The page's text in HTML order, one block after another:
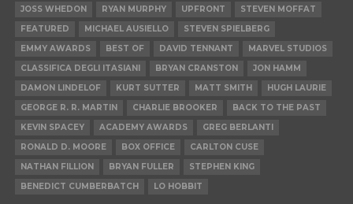
JOSS WHEDON
RYAN MURPHY UPFRONT
STEVEN MOFFAT
FEATURED
MICHAEL AUSIELLO
STEVEN SPIELBERG
EMMY AWARDS
BEST OF DAVID TENNANT
MARVEL STUDIOS
CLASSIFICA DEGLI ITASIANI
BRYAN CRANSTON
JON HAMM
DAMON LINDELOF
KURT SUTTER MATT SMITH
HUGH LAURIE
GEORGE R. R. MARTIN
CHARLIE BROOKER
BACK TO THE PAST
KEVIN SPACEY
ACADEMY AWARDS
GREG BERLANTI
RONALD D. MOORE
BOX OFFICE
CARLTON CUSE
NATHAN FILLION
BRYAN FULLER
STEPHEN KING
BENEDICT CUMBERBATCH
LO HOBBIT